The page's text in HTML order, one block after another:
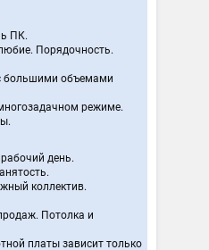
ПК.
Порядочность.
большими объемами
режиме.
день.
коллектив.
Потолка и
платы зависит только